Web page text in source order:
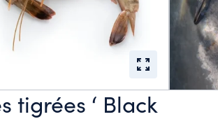
tigrées ‘ Black